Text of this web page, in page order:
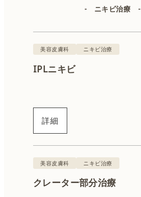
IPL（顔）
ボトックス
ヒアルロン酸
肌育注射
- ニキビ治療 -
美容皮膚科 ニキビ治療
IPLニキビ
詳細
美容皮膚科 ニキビ治療
クレーター部分治療